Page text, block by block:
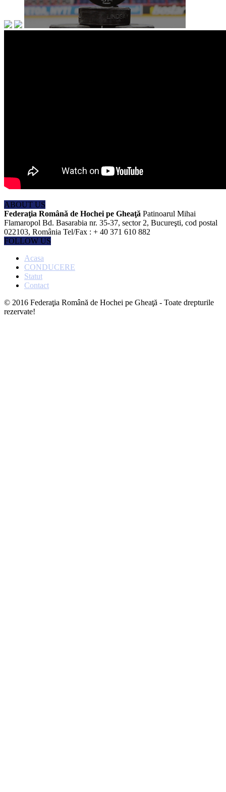
ABOUT US
Federaţia Română de Hochei pe Gheaţă Patinoarul Mihai
Flamaropol Bd. Basarabia nr. 35-37, sector 2, Bucureşti, cod postal
022103, România Tel/Fax : + 40 371 610 882
FOLLOW US
Acasa
CONDUCERE
Statut
Contact
© 2016 Federaţia Română de Hochei pe Gheaţă - Toate drepturile
rezervate!